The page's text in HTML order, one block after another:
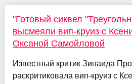
"Готовый сиквел
высмеяли вип-круиз с
Оксаной Самойловой
Известный критик Зинаида
раскритиковала вип-круиз с